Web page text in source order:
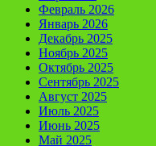
Февраль 2026
Январь 2026
Декабрь 2025
Ноябрь 2025
Октябрь 2025
Сентябрь 2025
Август 2025
Июль 2025
Июнь 2025
Май 2025